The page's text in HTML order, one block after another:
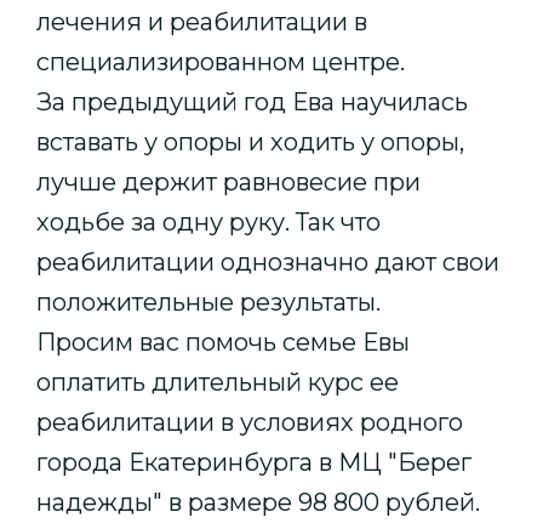
лечения и реабилитации в
специализированном центре.
За предыдущий год Ева научилась
вставать у опоры и ходить у опоры,
лучше держит равновесие при
ходьбе за одну руку. Так что
реабилитации однозначно дают свои
положительные результаты.
Просим вас помочь семье Евы
оплатить длительный курс ее
реабилитации в условиях родного
города Екатеринбурга в МЦ "Берег
надежды" в размере 98 800 рублей.